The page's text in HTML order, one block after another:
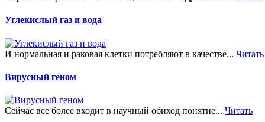
Углекислый газ и вода
И нормальная и раковая клетки потребляют в качестве... Читать
Вирусный геном
Сейчас все более входит в научный обиход понятие... Читать